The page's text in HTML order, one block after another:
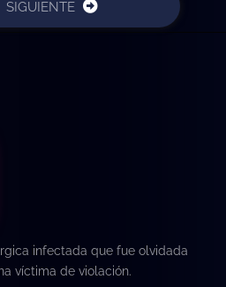
SIGUIENTE
infectada que fue olvidada
víctima de violación.